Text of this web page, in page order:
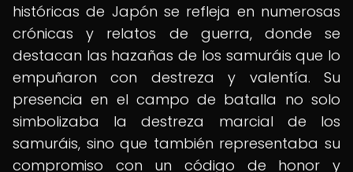
históricas de Japón se refleja en numerosas
crónicas y relatos de guerra, donde se
destacan las hazañas de los samuráis que lo
empuñaron con destreza y valentía. Su
presencia en el campo de batalla no solo
simbolizaba la destreza marcial de los
samuráis, sino que también representaba su
compromiso con un código de honor y